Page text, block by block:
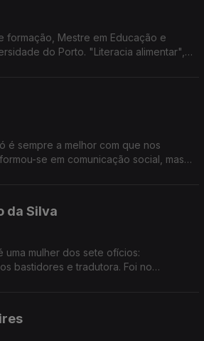
formação, Mestre em Educação e
do Porto. "Literacia alimentar",
é sempre a melhor com que nos
se em comunicação social, mas
da Silva
mulher dos sete ofícios:
bastidores e tradutora. Foi no